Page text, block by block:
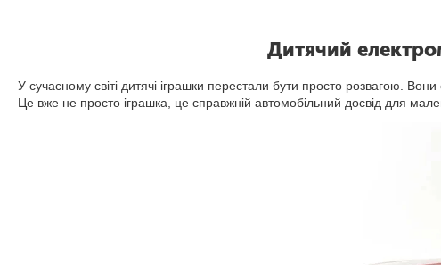
Дитячий
У сучасному світі дитячі іграшки перестали бути просто розвагою.
Це вже не просто іграшка, це справжній автомобільний досвід для